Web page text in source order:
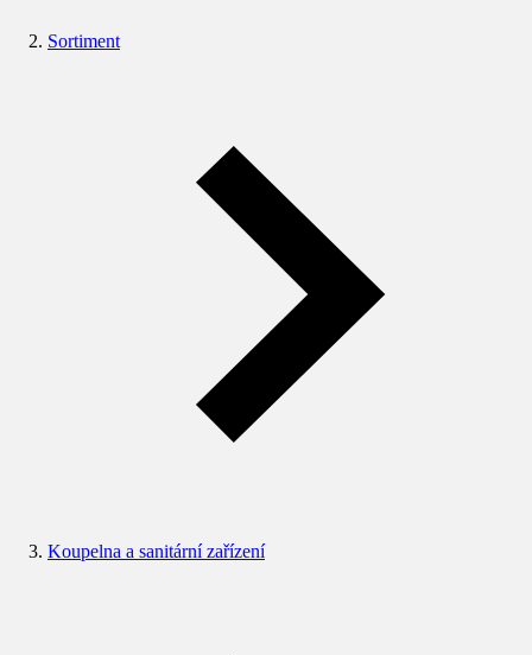
Sortiment
Koupelna a sanitární zařízení